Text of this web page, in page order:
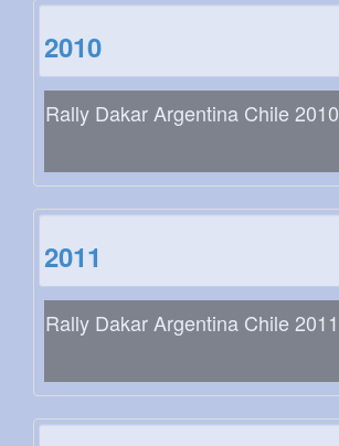
2010
Rally Dakar Argentina Chile 2010
2011
Rally Dakar Argentina Chile 2011